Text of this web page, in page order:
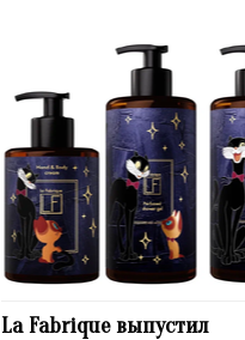
La Fabrique выпустил